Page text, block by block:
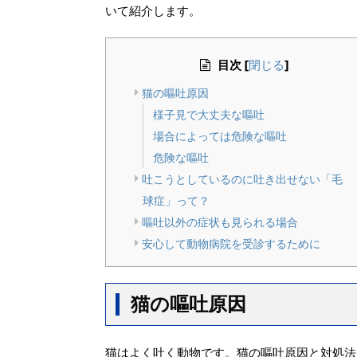
いて紹介します。
目次 [閉じる]
猫の嘔吐原因
様子見で大丈夫な嘔吐
場合によっては危険な嘔吐
危険な嘔吐
吐こうとしているのに吐き出せない「毛
球症」って？
嘔吐以外の症状も見られる場合
安心して動物病院を受診するために
猫の嘔吐原因
猫はよく吐く動物です。猫の嘔吐原因と対処法